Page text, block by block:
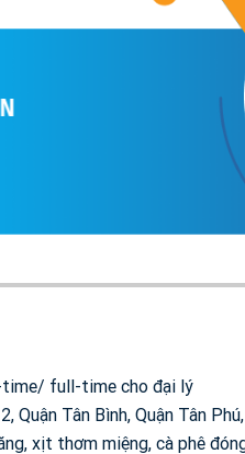
time/ full-time cho đại lý
Quận Tân Bình, Quận Tân
xịt thơm miệng, cà phê